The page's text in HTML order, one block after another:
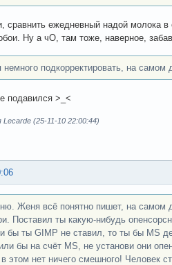
сравнить ежедневный надой молока
Ну а чО, там тоже, наверное,
немного подкорректировать, на
подавился >_<
(25-11-10 22:00:44)
Женя всё понятно пишет, на самом
Поставил ты какую-нибудь
бы ты GIMP не ставил, то ты бы MS
бы на счёт MS, не установи они
этом нет ничего смешного! Человек